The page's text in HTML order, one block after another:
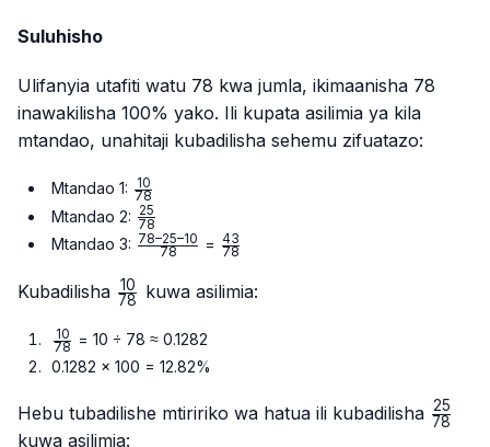
Suluhisho
Ulifanyia utafiti watu 78 kwa jumla, ikimaanisha 78
inawakilisha 100% yako. Ili kupata asilimia ya kila
mtandao, unahitaji kubadilisha sehemu zifuatazo:
Mtandao 1: \frac{10}
{78}
78
10
Mtandao 2: \frac{25}
{78}
78
25
Mtandao 3: \frac{78
10}{78}
78
78–25–10 = \frac{43}
78
43
Kubadilisha \frac{10}
78
10 kuwa asilimia:
\frac{10}
{78}
78
10
= 10 ÷ 78 ≈ 0.1282
0.1282 × 100 = 12.82%
Hebu tubadilishe mtiririko wa hatua ili kubadilisha 78
25
kuwa asilimia: